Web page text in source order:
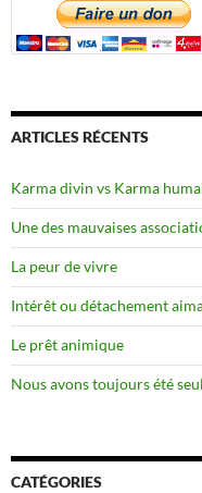
ARTICLES RÉCENTS
Karma divin vs Karma
Une des mauvaises
La peur de vivre
Intérêt ou détachement
Le prêt animique
Nous avons toujours été
CATÉGORIES